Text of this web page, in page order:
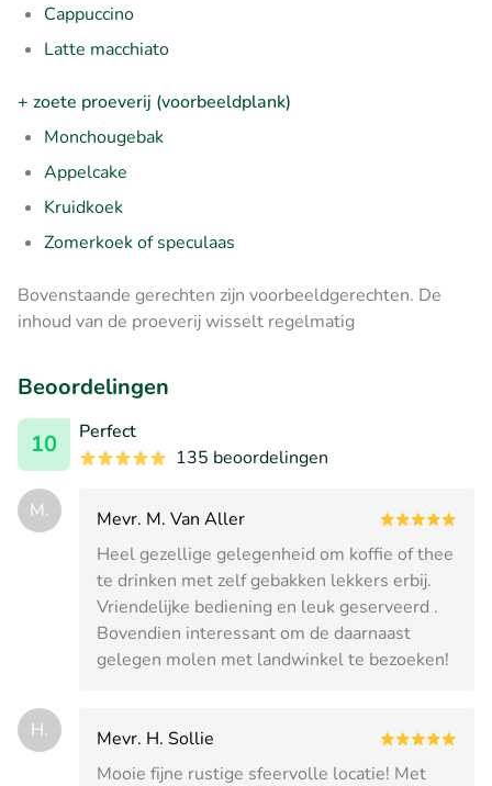
Cappuccino
Latte macchiato
+ zoete proeverij (voorbeeldplank)
Monchougebak
Appelcake
Kruidkoek
Zomerkoek of speculaas
Bovenstaande gerechten zijn voorbeeldgerechten. De
inhoud van de proeverij wisselt regelmatig
Beoordelingen
10
Perfect
135 beoordelingen
M.
Mevr. M. Van Aller
Heel gezellige gelegenheid om koffie of thee
te drinken met zelf gebakken lekkers erbij.
Vriendelijke bediening en leuk geserveerd .
Bovendien interessant om de daarnaast
gelegen molen met landwinkel te bezoeken!
H.
Mevr. H. Sollie
Mooie fijne rustige sfeervolle locatie! Met